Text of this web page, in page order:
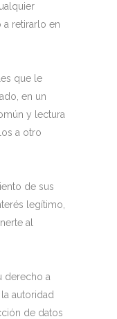
a retirarlo en
que le
en un
y lectura
a otro
de sus
legítimo,
al
derecho a
autoridad
de datos